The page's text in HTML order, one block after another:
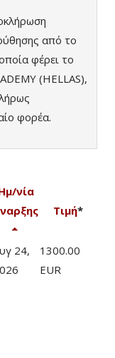
από το
φέρει το
(HELLAS),
φορέα.
νία
Τιμή*
24,
1300.00
EUR